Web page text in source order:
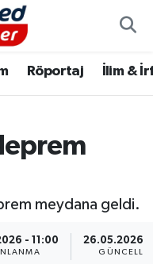
Röportaj İlim &
meydana geldi.
- 11:00 26.05.2026 -
Haritası